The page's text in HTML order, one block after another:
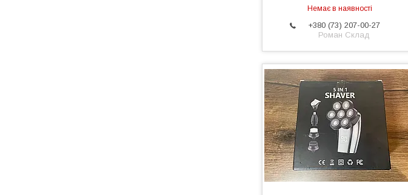
Немає в наявності
+380 (73) 207-00-27
Роман Склад